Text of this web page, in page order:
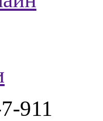
911